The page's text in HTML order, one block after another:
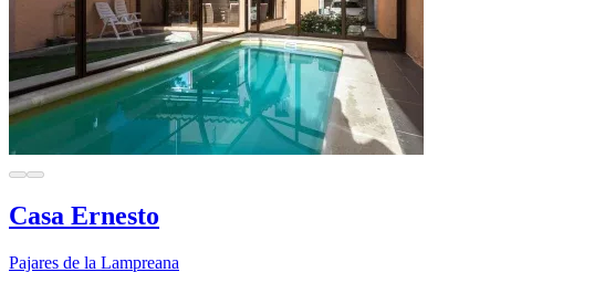
Casa Ernesto
Pajares de la Lampreana